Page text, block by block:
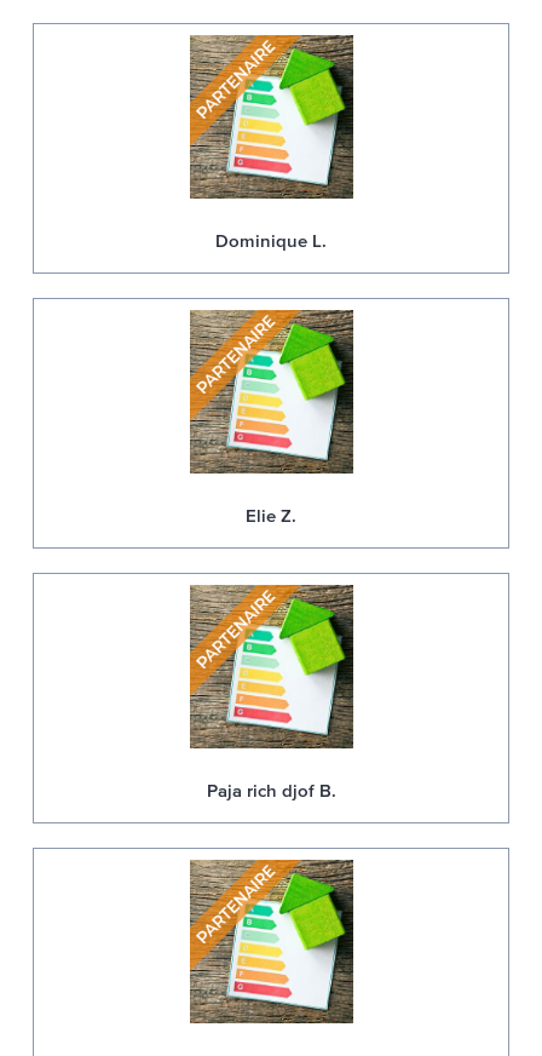
Dominique L.
Elie Z.
Paja rich djof B.